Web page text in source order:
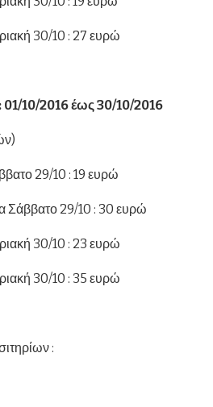
30/10 : 27 ευρώ
10/2016 έως 30/10/2016
29/10 : 19 ευρώ
Σάββατο 29/10 : 30 ευρώ
30/10 : 23 ευρώ
30/10 : 35 ευρώ
: